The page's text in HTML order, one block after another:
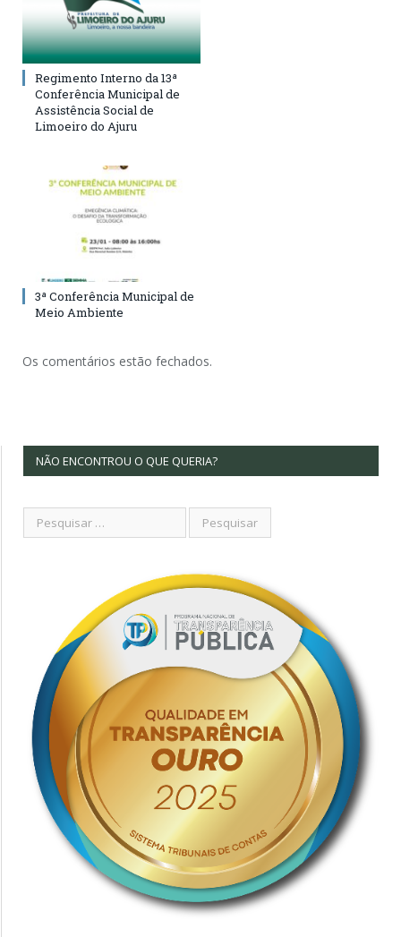
Regimento Interno da 13ª
Conferência Municipal de
Assistência Social de
Limoeiro do Ajuru
3ª Conferência Municipal de
Meio Ambiente
Os comentários estão fechados.
NÃO ENCONTROU O QUE QUERIA?